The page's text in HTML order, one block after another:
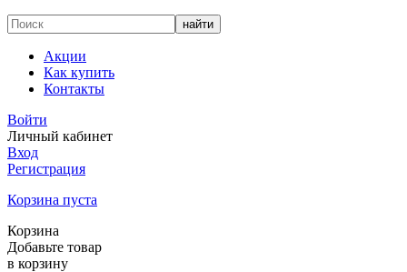
Акции
Как купить
Контакты
Войти
Личный кабинет
Вход
Регистрация
Корзина пуста
Корзина
Добавьте товар
в корзину